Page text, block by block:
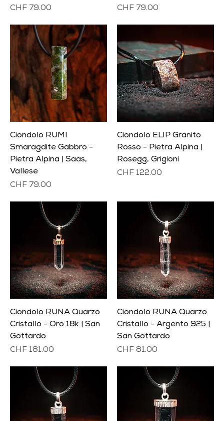
Prezzo
CHF 79.00
Prezzo
CHF 79.00
Ciondolo RUMI
Smaragdite Gabbro -
Pietra Alpina | Saas,
Vallese
Prezzo
CHF 79.00
Ciondolo ELIP Granito
Rosso - Pietra Alpina |
Rosegg, Grigioni
Prezzo
CHF 122.00
Ciondolo RUNA Quarzo
Cristallo - Oro 18k | San
Gottardo
Prezzo
CHF 181.00
Ciondolo RUNA Quarzo
Cristallo - Argento 925 |
San Gottardo
Prezzo
CHF 81.00